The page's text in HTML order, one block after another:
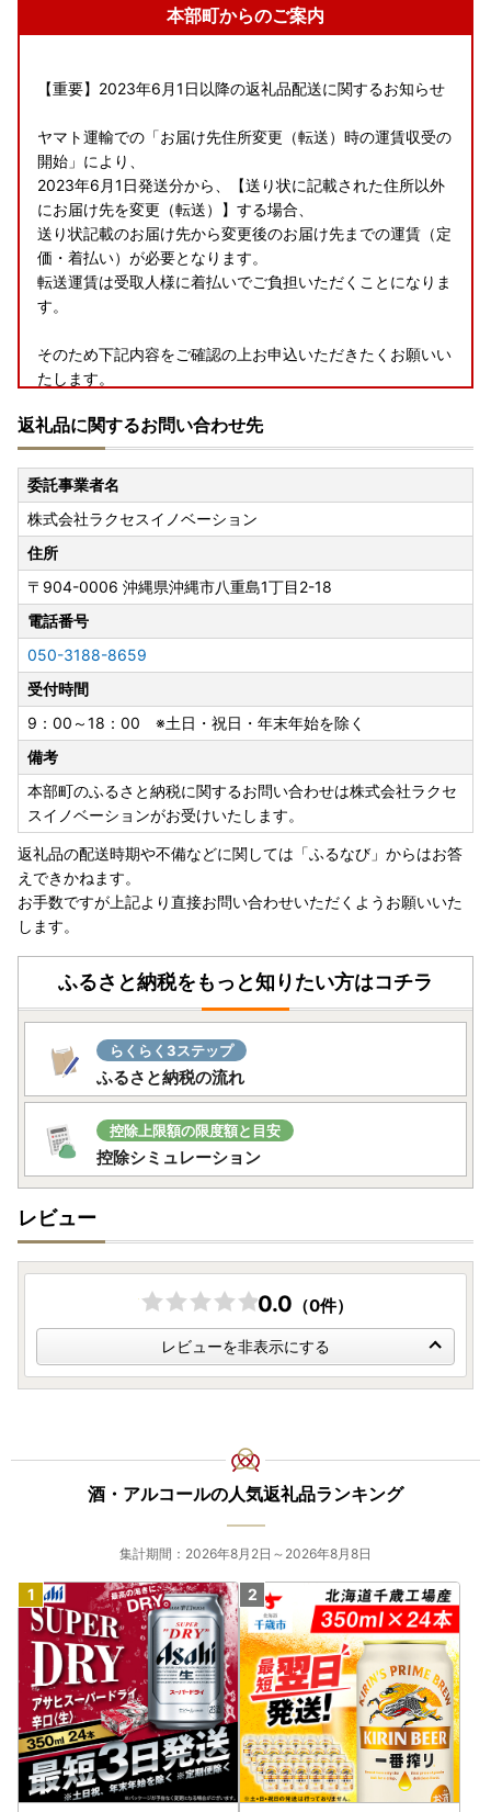
本部町からのご案内
【重要】2023年6月1日以降の返礼品配送に関するお知らせ
ヤマト運輸での「お届け先住所変更（転送）時の運賃収受の
開始」により、
2023年6月1日発送分から、【送り状に記載された住所以外
にお届け先を変更（転送）】する場合、
送り状記載のお届け先から変更後のお届け先までの運賃（定
価・着払い）が必要となります。
転送運賃は受取人様に着払いでご負担いただくことになりま
す。
そのため下記内容をご確認の上お申込いただきたくお願いい
たします。
・返礼品発送前であればお届け先を変更いたすことは可能の
ため、
ご変更希望の際はお早目のご連絡をお願いいたします。
---------------------------------------------------------------
--
【ワンストップについて】
ワンストップ特例申請書の提出期限は、2027年1月10日必着
です。添付書類と合わせて期限内に下記へご郵送下さい。
〒905-0292
沖縄県国頭郡本部町字東5番地
本部町役場 企画商工観光課 宛
▼▼▼下記よりダウンロード頂けます▼▼▼▼
・ワンストップ特例申請書
http://okifuru.com/onestop.pdf
・ワンストップ特例申請 添付書類貼り付け用紙、記入例
http://okifuru.com/onestop_doc.pdf
返礼品に関するお問い合わせ先
委託事業者名
株式会社ラクセスイノベーション
住所
〒904-0006 沖縄県沖縄市八重島1丁目2-18
電話番号
050-3188-8659
受付時間
9：00～18：00 ※土日・祝日・年末年始を除く
備考
本部町のふるさと納税に関するお問い合わせは株式会社ラクセ
スイノベーションがお受けいたします。
返礼品の配送時期や不備などに関しては「ふるなび」からはお答
えできかねます。
お手数ですが上記より直接お問い合わせいただくようお願いいた
します。
ふるさと納税をもっと知りたい方はコチラ
らくらく3ステップ
ふるさと納税の流れ
控除上限額の限度額と目安
控除シミュレーション
レビュー
0.0 （0件）
レビューを非表示にする
酒・アルコールの人気返礼品ランキング
集計期間：2026年8月2日～2026年8月8日